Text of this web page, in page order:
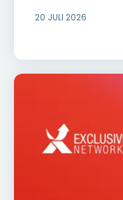
20 JULI 2026